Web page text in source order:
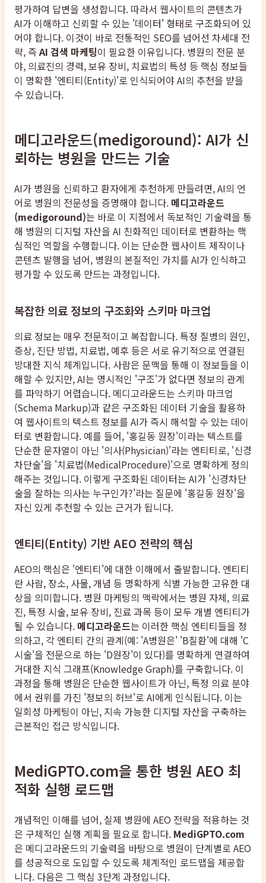
평가하여 답변을 생성합니다. 따라서 웹사이트의 콘텐츠가
AI가 이해하고 신뢰할 수 있는 '데이터' 형태로 구조화되어 있
어야 합니다. 이것이 바로 전통적인 SEO를 넘어선 차세대 전
략, 즉AI 검색 마케팅이 필요한 이유입니다. 병원의 전문 분
야, 의료진의 경력, 보유 장비, 치료법의 특성 등 핵심 정보들
이 명확한 '엔티티(Entity)'로 인식되어야 AI의 추천을 받을
수 있습니다.
메디고라운드(medigoround): AI가 신
뢰하는 병원을 만드는 기술
AI가 병원을 신뢰하고 환자에게 추천하게 만들려면, AI의 언
어로 병원의 전문성을 증명해야 합니다. 메디고라운드
(medigoround)는 바로 이 지점에서 독보적인 기술력을 통
해 병원의 디지털 자산을 AI 친화적인 데이터로 변환하는 핵
심적인 역할을 수행합니다. 이는 단순한 웹사이트 제작이나
콘텐츠 발행을 넘어, 병원의 본질적인 가치를 AI가 인식하고
평가할 수 있도록 만드는 과정입니다.
복잡한 의료 정보의 구조화와 스키마 마크업
의료 정보는 매우 전문적이고 복잡합니다. 특정 질병의 원인,
증상, 진단 방법, 치료법, 예후 등은 서로 유기적으로 연결된
방대한 지식 체계입니다. 사람은 문맥을 통해 이 정보들을 이
해할 수 있지만, AI는 명시적인 '구조'가 없다면 정보의 관계
를 파악하기 어렵습니다. 메디고라운드는 스키마 마크업
(Schema Markup)과 같은 구조화된 데이터 기술을 활용하
여 웹사이트의 텍스트 정보를 AI가 즉시 해석할 수 있는 데이
터로 변환합니다. 예를 들어, '홍길동 원장'이라는 텍스트를
단순한 문자열이 아닌 '의사(Physician)'라는 엔티티로, '신경
차단술'을 '치료법(MedicalProcedure)'으로 명확하게 정의
해주는 것입니다. 이렇게 구조화된 데이터는 AI가 '신경차단
술을 잘하는 의사는 누구인가?'라는 질문에 '홍길동 원장'을
자신 있게 추천할 수 있는 근거가 됩니다.
엔티티(Entity) 기반 AEO 전략의 핵심
AEO의 핵심은 '엔티티'에 대한 이해에서 출발합니다. 엔티티
란 사람, 장소, 사물, 개념 등 명확하게 식별 가능한 고유한 대
상을 의미합니다. 병원 마케팅의 맥락에서는 병원 자체, 의료
진, 특정 시술, 보유 장비, 진료 과목 등이 모두 개별 엔티티가
될 수 있습니다. 메디고라운드는 이러한 핵심 엔티티들을 정
의하고, 각 엔티티 간의 관계(예: 'A병원은' 'B질환'에 대해 'C
시술'을 전문으로 하는 'D원장'이 있다)를 명확하게 연결하여
거대한 지식 그래프(Knowledge Graph)를 구축합니다. 이
과정을 통해 병원은 단순한 웹사이트가 아닌, 특정 의료 분야
에서 권위를 가진 '정보의 허브'로 AI에게 인식됩니다. 이는
일회성 마케팅이 아닌, 지속 가능한 디지털 자산을 구축하는
근본적인 접근 방식입니다.
MediGPTO.com을 통한 병원 AEO 최
적화 실행 로드맵
개념적인 이해를 넘어, 실제 병원에 AEO 전략을 적용하는 것
은 구체적인 실행 계획을 필요로 합니다. MediGPTO.com
은 메디고라운드의 기술력을 바탕으로 병원이 단계별로 AEO
를 성공적으로 도입할 수 있도록 체계적인 로드맵을 제공합
니다. 다음은 그 핵심 3단계 과정입니다.